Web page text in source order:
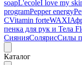
soapL'ecoleI love my
programPepper energy
CVitamin forteWAXI
пенка для рук и Тела
СиянияСолярисСилы
Каталог